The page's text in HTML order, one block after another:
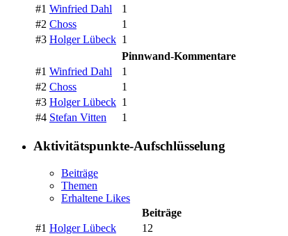
#1 Winfried Dahl
1
#2 Choss
1
#3 Holger Lübeck 1
Pinnwand-Kommentare
#1 Winfried Dahl
1
#2 Choss
1
#3 Holger Lübeck 1
#4 Stefan Vitten 1
Aktivitätspunkte-Aufschlüsselung
Beiträge
Themen
Erhaltene Likes
Beiträge
#1 Holger Lübeck
12